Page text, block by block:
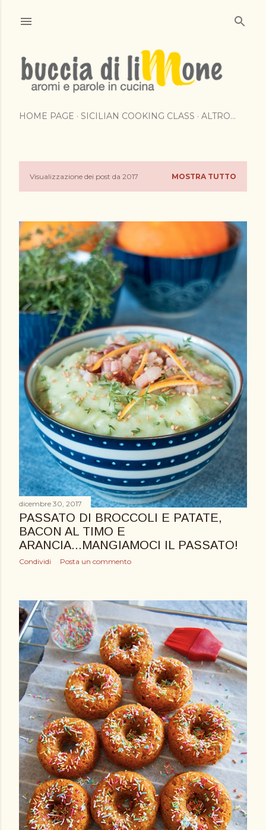
HOME PAGE SICILIAN COOKING CLASS ALTRO…
P
s
t
Visualizzazione dei post da 2017 MOSTRA TUTTO
dicembre 30, 2017
PASSATO DI BROCCOLI E PATATE,
BACON AL TIMO E
ARANCIA...MANGIAMOCI IL PASSATO!
Condividi Posta un commento